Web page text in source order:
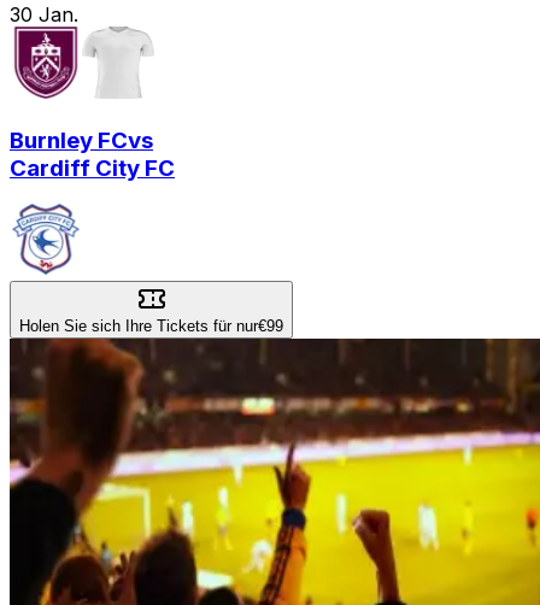
30 Jan.
Burnley FCvs
Cardiff City FC
Holen Sie sich Ihre Tickets für nur€99